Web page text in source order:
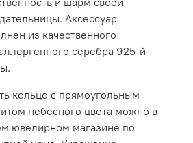
Аксессуар
из качественного
серебра 925-й
кольцо с прямоугольным
небесного цвета можно в
ювелирном магазине по